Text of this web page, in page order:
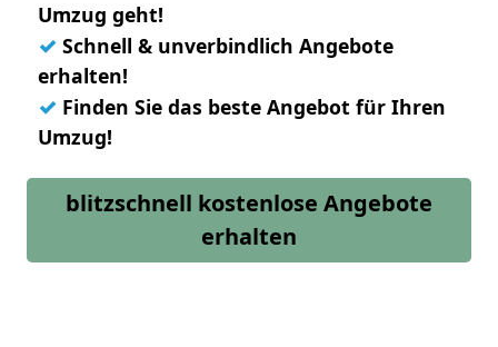
Umzug geht!
✓ Schnell & unverbindlich Angebote
erhalten!
✓ Finden Sie das beste Angebot für Ihren
Umzug!
blitzschnell kostenlose Angebote
erhalten